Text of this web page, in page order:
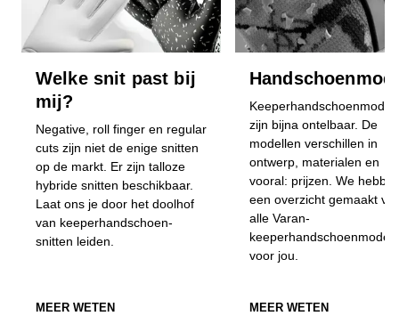
Welke snit past bij
mij?
Negative, roll finger en regular
cuts zijn niet de enige snitten
op de markt. Er zijn talloze
hybride snitten beschikbaar.
Laat ons je door het doolhof
van keeperhandschoen-
snitten leiden.
MEER WETEN
zijn bijna ontelbaar. De
modellen verschillen in
ontwerp, materialen en
vooral: prijzen. We
een overzicht gemaakt
alle Varan-
voor jou.
MEER WETEN